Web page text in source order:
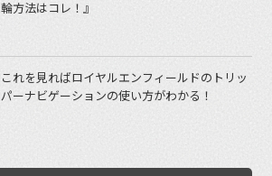
輪方法はコレ！』
これを見ればロイヤルエンフィールドのトリッ
パーナビゲーションの使い方がわかる！